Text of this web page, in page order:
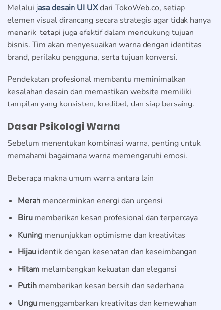
Melalui jasa desain UI UXdari TokoWeb.co, setiap
elemen visual dirancang secara strategis agar tidak hanya
menarik, tetapi juga efektif dalam mendukung tujuan
bisnis. Tim akan menyesuaikan warna dengan identitas
brand, perilaku pengguna, serta tujuan konversi.
Pendekatan profesional membantu meminimalkan
kesalahan desain dan memastikan website memiliki
tampilan yang konsisten, kredibel, dan siap bersaing.
Dasar Psikologi Warna
Sebelum menentukan kombinasi warna, penting untuk
memahami bagaimana warna memengaruhi emosi.
Beberapa makna umum warna antara lain
Merahmencerminkan energi dan urgensi
Birumemberikan kesan profesional dan terpercaya
Kuningmenunjukkan optimisme dan kreativitas
Hijauidentik dengan kesehatan dan keseimbangan
Hitammelambangkan kekuatan dan elegansi
Putihmemberikan kesan bersih dan sederhana
Ungumenggambarkan kreativitas dan kemewahan